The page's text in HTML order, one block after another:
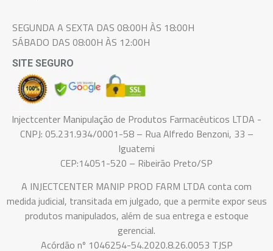
SEGUNDA A SEXTA DAS 08:00H ÀS 18:00H
SÁBADO DAS 08:00H ÀS 12:00H
SITE SEGURO
Injectcenter Manipulação de Produtos Farmacêuticos LTDA -
CNPJ: 05.231.934/0001-58 – Rua Alfredo Benzoni, 33 –
Iguatemi
CEP:14051-520 – Ribeirão Preto/SP
A INJECTCENTER MANIP PROD FARM LTDA conta com
medida judicial, transitada em julgado, que a permite expor seus
produtos manipulados, além de sua entrega e estoque
gerencial.
Acórdão nº 1046254-54.2020.8.26.0053 TJSP